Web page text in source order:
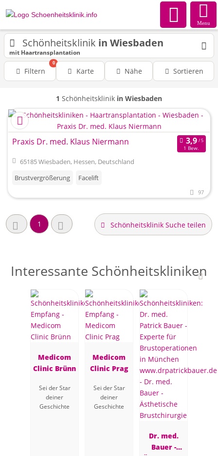
Menu
Schönheitsklinik in Wiesbaden
mit Haartransplantation
Filtern
0
Karte Nähe Sortieren
1 Schönheitsklinik in Wiesbaden
Praxis Dr. med. Klaus Niermann
1 Bew.
65185 Wiesbaden, Hessen, Deutschland
Brustvergrößerung
Facelift
97
1 Schönheitsklinik Suche teilen
Interessante Schönheitskliniken
Medicom
Clinic Brünn
Sei der Star
deiner
Geschichte
Medicom
Clinic Prag
Sei der Star
deiner
Geschichte
Dr. med.
Bauer -